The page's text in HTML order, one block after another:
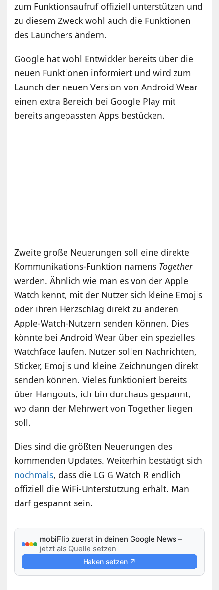
zum Funktionsaufruf offiziell unterstützen und
zu diesem Zweck wohl auch die Funktionen
des Launchers ändern.
Google hat wohl Entwickler bereits über die
neuen Funktionen informiert und wird zum
Launch der neuen Version von Android Wear
einen extra Bereich bei Google Play mit
bereits angepassten Apps bestücken.
Zweite große Neuerungen soll eine direkte
Kommunikations-Funktion namens Together
werden. Ähnlich wie man es von der Apple
Watch kennt, mit der Nutzer sich kleine Emojis
oder ihren Herzschlag direkt zu anderen
Apple-Watch-Nutzern senden können. Dies
könnte bei Android Wear über ein spezielles
Watchface laufen. Nutzer sollen Nachrichten,
Sticker, Emojis und kleine Zeichnungen direkt
senden können. Vieles funktioniert bereits
über Hangouts, ich bin durchaus gespannt,
wo dann der Mehrwert von Together liegen
soll.
Dies sind die größten Neuerungen des
kommenden Updates. Weiterhin bestätigt sich
nochmals, dass die LG G Watch R endlich
offiziell die WiFi-Unterstützung erhält. Man
darf gespannt sein.
mobiFlip zuerst in deinen Google News –
jetzt als Quelle setzen
Haken setzen ↗